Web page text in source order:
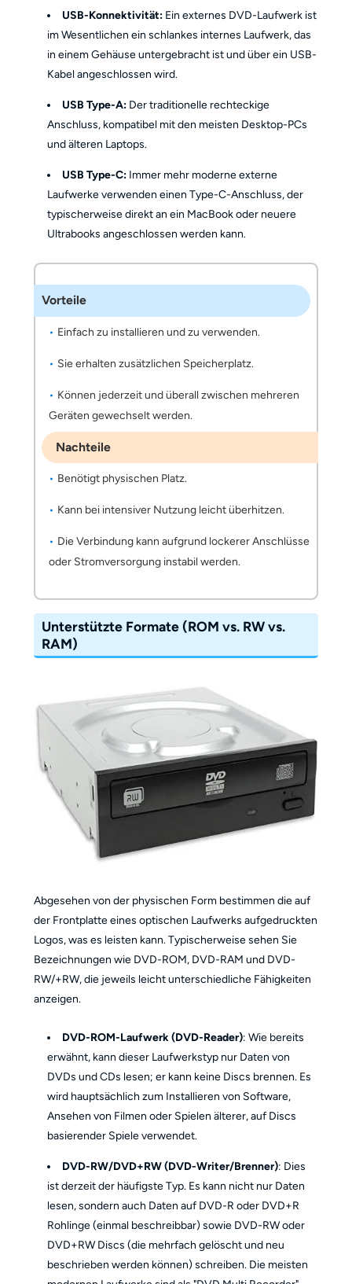
USB-Konnektivität: Ein externes DVD-Laufwerk ist
im Wesentlichen ein schlankes internes Laufwerk, das
in einem Gehäuse untergebracht ist und über ein USB-
Kabel angeschlossen wird.
USB Type-A: Der traditionelle rechteckige
Anschluss, kompatibel mit den meisten Desktop-PCs
und älteren Laptops.
USB Type-C: Immer mehr moderne externe
Laufwerke verwenden einen Type-C-Anschluss, der
typischerweise direkt an ein MacBook oder neuere
Ultrabooks angeschlossen werden kann.
Vorteile
Einfach zu installieren und zu verwenden.
Sie erhalten zusätzlichen Speicherplatz.
Können jederzeit und überall zwischen mehreren
Geräten gewechselt werden.
Nachteile
Benötigt physischen Platz.
Kann bei intensiver Nutzung leicht überhitzen.
Die Verbindung kann aufgrund lockerer Anschlüsse
oder Stromversorgung instabil werden.
Unterstützte Formate (ROM vs. RW vs.
RAM)
Abgesehen von der physischen Form bestimmen die auf
der Frontplatte eines optischen Laufwerks aufgedruckten
Logos, was es leisten kann. Typischerweise sehen Sie
Bezeichnungen wie DVD-ROM, DVD-RAM und DVD-
RW/+RW, die jeweils leicht unterschiedliche Fähigkeiten
anzeigen.
DVD-ROM-Laufwerk (DVD-Reader): Wie bereits
erwähnt, kann dieser Laufwerkstyp nur Daten von
DVDs und CDs lesen; er kann keine Discs brennen. Es
wird hauptsächlich zum Installieren von Software,
Ansehen von Filmen oder Spielen älterer, auf Discs
basierender Spiele verwendet.
DVD-RW/DVD+RW (DVD-Writer/Brenner): Dies
ist derzeit der häufigste Typ. Es kann nicht nur Daten
lesen, sondern auch Daten auf DVD-R oder DVD+R
Rohlinge (einmal beschreibbar) sowie DVD-RW oder
DVD+RW Discs (die mehrfach gelöscht und neu
beschrieben werden können) schreiben. Die meisten